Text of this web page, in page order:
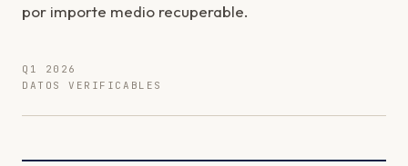
por importe medio recuperable.
Q1 2026
DATOS VERIFICABLES